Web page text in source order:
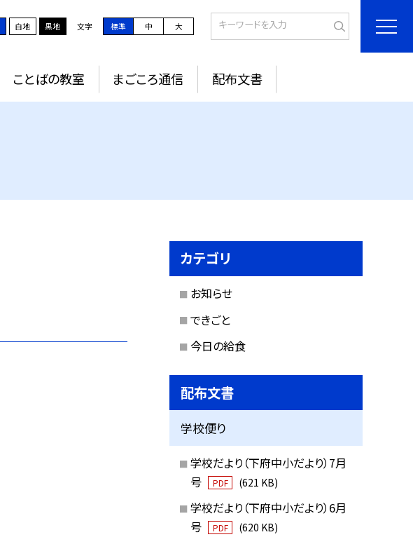
白地 黒地 文字 標準 中 大
ことばの教室 まごころ通信 配布文書
カテゴリ
お知らせ
できごと
今日の給食
配布文書
学校便り
学校だより（下府中小だより）7月
号
PDF (621 KB)
学校だより（下府中小だより）6月
号
PDF (620 KB)